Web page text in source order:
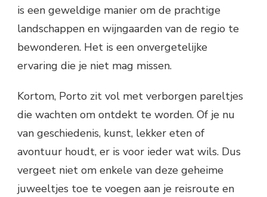
is een geweldige manier om de prachtige
landschappen en wijngaarden van de regio te
bewonderen. Het is een onvergetelijke
ervaring die je niet mag missen.
Kortom, Porto zit vol met verborgen pareltjes
die wachten om ontdekt te worden. Of je nu
van geschiedenis, kunst, lekker eten of
avontuur houdt, er is voor ieder wat wils. Dus
vergeet niet om enkele van deze geheime
juweeltjes toe te voegen aan je reisroute en